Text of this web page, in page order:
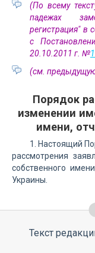
(По всему
падежах
регистрация" в
с
20.10.2011 г. №
(см.
Порядок
изменении
имени,
1. Настоящий
рассмотрения
собственного
Украины.
Текст